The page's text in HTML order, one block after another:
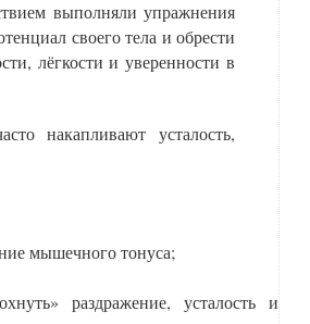
выполняли упражнения
своего тела и обрести
лёгкости и уверенности в
накапливают усталость,
мышечного тонуса;
раздражение, усталость и